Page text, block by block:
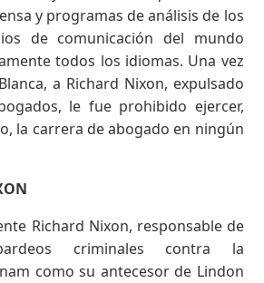
y programas de análisis de los
de comunicación del mundo
todos los idiomas. Una vez
a Richard Nixon, expulsado
le fue prohibido ejercer,
la carrera de abogado en ningún
Richard Nixon, responsable de
criminales contra la
como su antecesor de Lindon